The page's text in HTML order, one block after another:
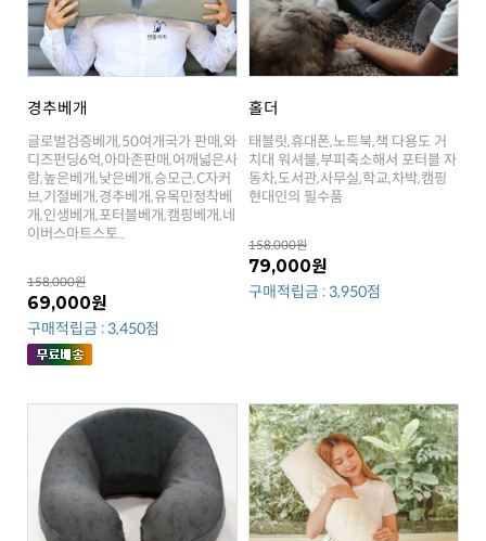
경추베개
이버스마트스토..
158,000원
69,000원
구매적립금 : 3,450점
홀더
현대인의 필수품
158,000원
79,000원
구매적립금 : 3,950점